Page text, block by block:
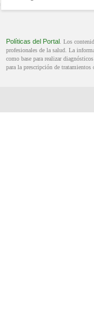
Políticas del Portal . Los
profesionales de la salud. La
como base para realizar
para la prescripción de